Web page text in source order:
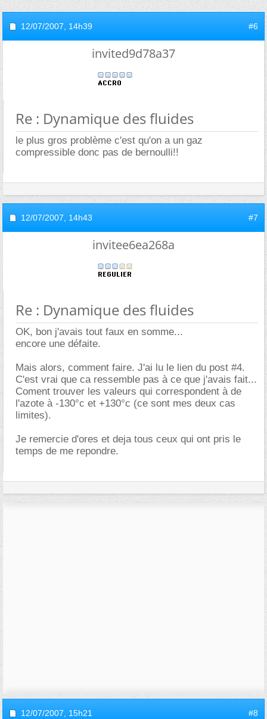
12/07/2007, 14h39 #6
invited9d78a37
Re : Dynamique des fluides
le plus gros problème c'est qu'on a un gaz
compressible donc pas de bernoulli!!
12/07/2007, 14h43 #7
invitee6ea268a
Re : Dynamique des fluides
OK, bon j'avais tout faux en somme...
encore une défaite.
Mais alors, comment faire. J'ai lu le lien du post #4.
C'est vrai que ca ressemble pas à ce que j'avais fait...
Coment trouver les valeurs qui correspondent à de
l'azote à -130°c et +130°c (ce sont mes deux cas
limites).
Je remercie d'ores et deja tous ceux qui ont pris le
temps de me repondre.
12/07/2007, 15h21 #8